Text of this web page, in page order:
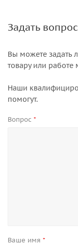
Задать вопрос
Вы можете задать
товару или работе
Наши
помогут.
Вопрос *
Ваше имя *